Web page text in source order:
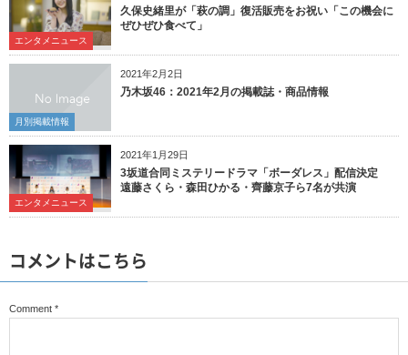
エンタメニュース
久保史緒里が「萩の調」復活販売をお祝い「この機会に
ぜひぜひ食べて」
2021年2月2日
月別掲載情報
乃木坂46：2021年2月の掲載誌・商品情報
2021年1月29日
エンタメニュース
3坂道合同ミステリードラマ「ボーダレス」配信決定
遠藤さくら・森田ひかる・齊藤京子ら7名が共演
コメントはこちら
Comment *